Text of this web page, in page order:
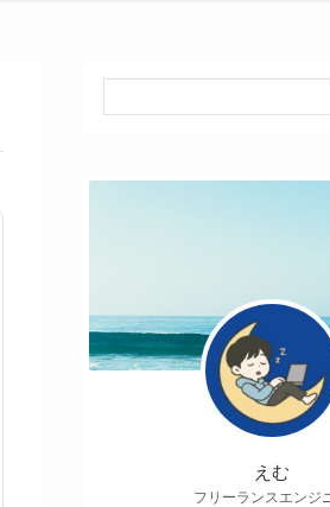
えむ
フリーランスエンジ